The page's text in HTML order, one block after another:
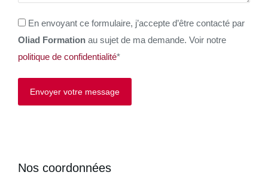
En envoyant ce formulaire, j’accepte d’être contacté par
Oliad Formation au sujet de ma demande. Voir notre
politique de confidentialité*
Envoyer votre message
Nos coordonnées